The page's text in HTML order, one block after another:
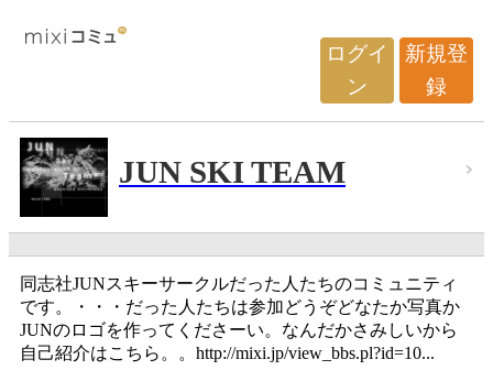
ログイ
ン
新規登
録
JUN SKI TEAM
同志社JUNスキーサークルだった人たちのコミュニティ
です。・・・だった人たちは参加どうぞどなたか写真か
JUNのロゴを作ってくださーい。なんだかさみしいから
自己紹介はこちら。。http://mixi.jp/view_bbs.pl?id=10...